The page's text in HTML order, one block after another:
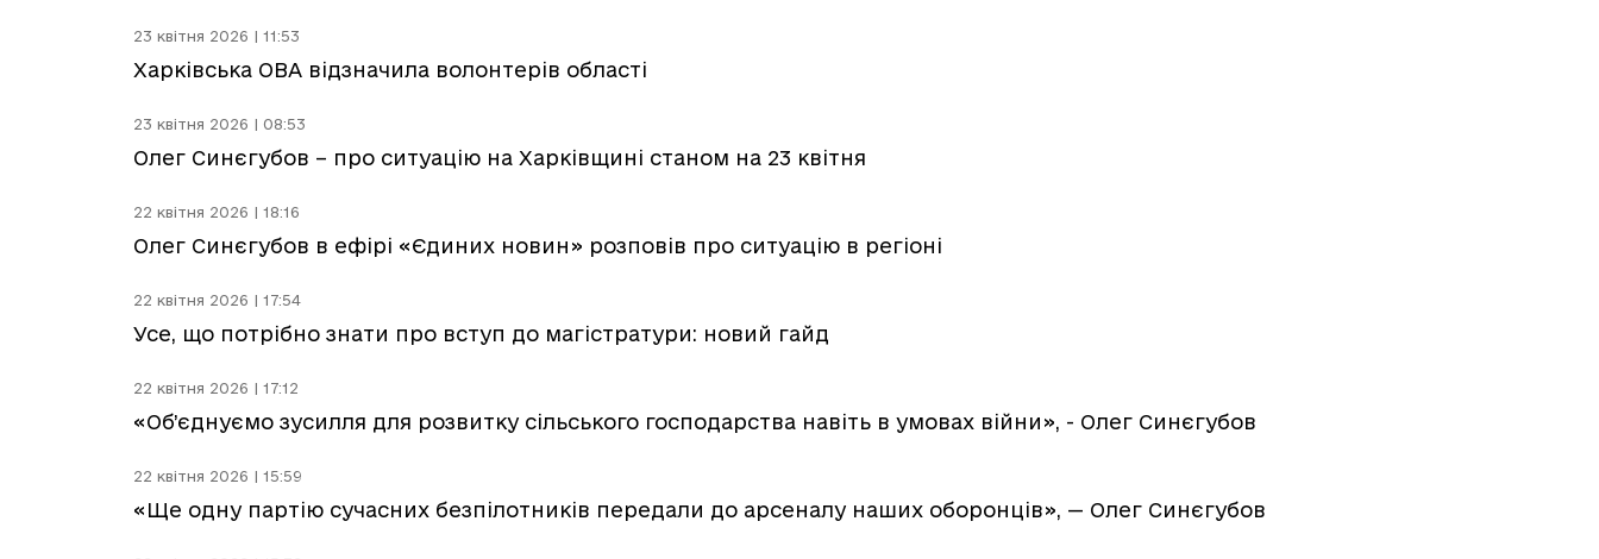
23 квітня 2026 | 11:53
Харківська ОВА відзначила волонтерів області
23 квітня 2026 | 08:53
Олег Синєгубов – про ситуацію на Харківщині станом на 23 квітня
22 квітня 2026 | 18:16
Олег Синєгубов в ефірі «Єдиних новин» розповів про ситуацію в регіоні
22 квітня 2026 | 17:54
Усе, що потрібно знати про вступ до магістратури: новий гайд
22 квітня 2026 | 17:12
«Об’єднуємо зусилля для розвитку сільського господарства навіть в умовах війни», - Олег Синєгубов
22 квітня 2026 | 15:59
«Ще одну партію сучасних безпілотників передали до арсеналу наших оборонців», — Олег Синєгубов